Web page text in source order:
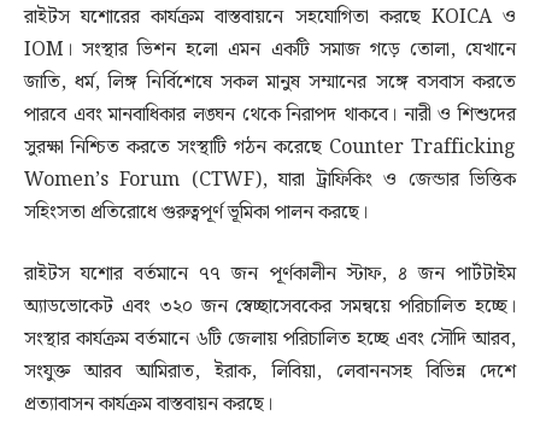
রাইটস যশোরের কার্যক্রম বাস্তবায়নে সহযোগিতা করছে KOICA ও
IOM। সংস্থার ভিশন হলো এমন একটি সমাজ গড়ে তোলা, যেখানে
জাতি, ধর্ম, লিঙ্গ নির্বিশেষে সকল মানুষ সম্মানের সঙ্গে বসবাস করতে
পারবে এবং মানবাধিকার লঙ্ঘন থেকে নিরাপদ থাকবে। নারী ও শিশুদের
সুরক্ষা নিশ্চিত করতে সংস্থাটি গঠন করেছে Counter Trafficking
Women’s Forum (CTWF), যারা ট্রাফিকিং ও জেন্ডার ভিত্তিক
সহিংসতা প্রতিরোধে গুরুত্বপূর্ণ ভূমিকা পালন করছে।
রাইটস যশোর বর্তমানে ৭৭ জন পূর্ণকালীন স্টাফ, ৪ জন পার্টটাইম
অ্যাডভোকেট এবং ৩২০ জন স্বেচ্ছাসেবকের সমন্বয়ে পরিচালিত হচ্ছে।
সংস্থার কার্যক্রম বর্তমানে ৬টি জেলায় পরিচালিত হচ্ছে এবং সৌদি আরব,
সংযুক্ত আরব আমিরাত, ইরাক, লিবিয়া, লেবাননসহ বিভিন্ন দেশে
প্রত্যাবাসন কার্যক্রম বাস্তবায়ন করছে।